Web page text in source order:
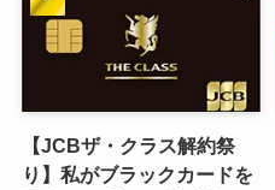
【JCBザ・クラス解約祭
り】私がブラックカードを